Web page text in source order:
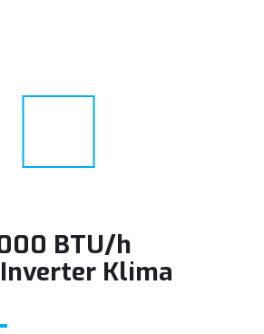
BTU/h
Klima